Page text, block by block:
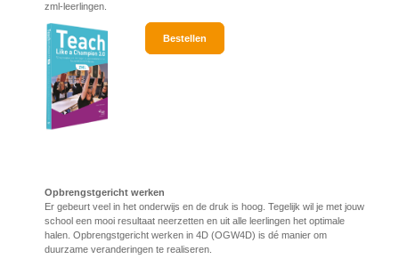
zml-leerlingen.
Bestellen
Opbrengstgericht werken
Er gebeurt veel in het onderwijs en de druk is hoog. Tegelijk wil je met jouw
school een mooi resultaat neerzetten en uit alle leerlingen het optimale
halen. Opbrengstgericht werken in 4D (OGW4D) is dé manier om
duurzame veranderingen te realiseren.